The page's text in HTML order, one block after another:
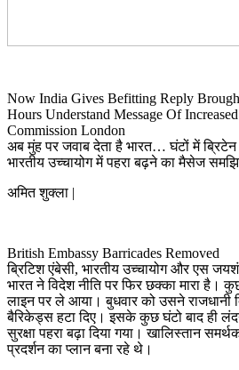
Now India Gives Befitting Reply
Hours Understand Message Of
Commission London
अब मुंह पर जवाब देता है भारत… घंटों में
भारतीय उच्‍चायोग में पहरा बढ़ने का मैसेज
अमित शुक्ला |
British Embassy Barricades Removed
ब्रिटिश एंबेसी, भारतीय उच्‍चायोग और एस
भारत ने विदेश नीति पर फिर छक्‍का मारा है।
लाइन पर ले आया। बुधवार को उसने राजधानी
बैरिकेड्स हटा दिए। इसके कुछ घंटो बाद ही
सुरक्षा पहरा बढ़ा दिया गया। खालिस्‍तान
प्रदर्शन का प्‍लान बना रहे थे।